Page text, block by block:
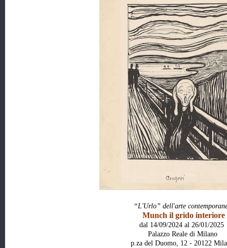
“L'Urlo” dell'arte
Munch il grido interiore
dal 14/09/2024 al 26/01/2025
Palazzo Reale di Milano
p.za del Duomo, 12 - 20122